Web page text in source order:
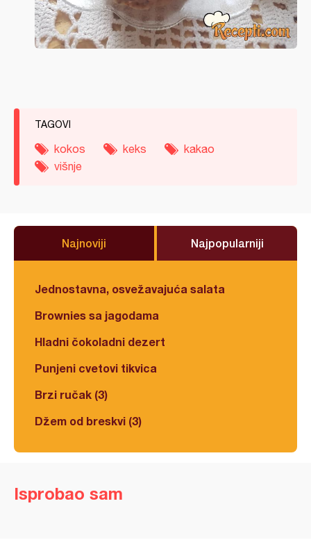
TAGOVI
kokos keks
kakao
višnje
Najnoviji Najpopularniji
Jednostavna, osvežavajuća salata
Brownies sa jagodama
Hladni čokoladni dezert
Punjeni cvetovi tikvica
Brzi ručak (3)
Džem od breskvi (3)
Isprobao sam